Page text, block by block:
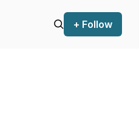
+ Follow